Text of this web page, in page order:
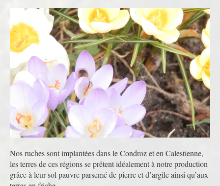
Nos ruches sont implantées dans le Condroz et en Calestienne,
les terres de ces régions se prêtent idéalement à notre production
grâce à leur sol pauvre parsemé de pierre et d’argile ainsi qu’aux